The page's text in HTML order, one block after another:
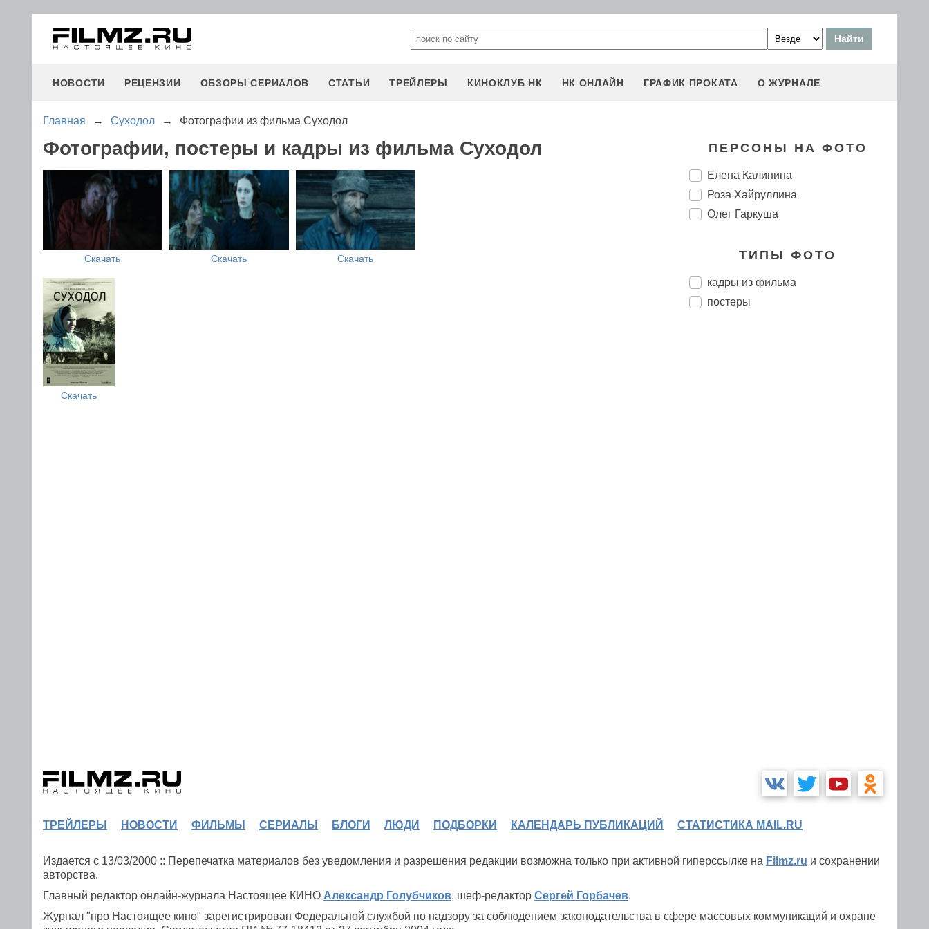
НОВОСТИ РЕЦЕНЗИИ ОБЗОРЫ СЕРИАЛОВ СТАТЬИ ТРЕЙЛЕРЫ КИНОКЛУБ НК НК ОНЛАЙН ГРАФИК ПРОКАТА О ЖУРНАЛЕ
Главная → Суходол → Фотографии из фильма Суходол
Фотографии, постеры и кадры из фильма Суходол
Скачать Скачать Скачать
Скачать
ПЕРСОНЫ НА ФОТО
Елена Калинина
Роза Хайруллина
Олег Гаркуша
ТИПЫ ФОТО
кадры из фильма
постеры
ТРЕЙЛЕРЫ НОВОСТИ ФИЛЬМЫ СЕРИАЛЫ БЛОГИ ЛЮДИ ПОДБОРКИ КАЛЕНДАРЬ ПУБЛИКАЦИЙ СТАТИСТИКА MAIL.RU
Издается с 13/03/2000 :: Перепечатка материалов без уведомления и разрешения редакции возможна только при активной гиперссылке на Filmz.ru и сохранении
авторства.
Главный редактор онлайн-журнала Настоящее КИНО Александр Голубчиков, шеф-редактор Сергей Горбачев.
Журнал "про Настоящее кино" зарегистрирован Федеральной службой по надзору за соблюдением законодательства в сфере массовых коммуникаций и охране